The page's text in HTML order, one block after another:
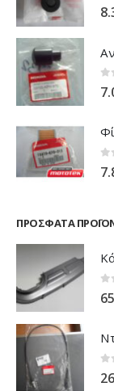
0
0
0
ΠΡΌΣΦΑΤΑ
0